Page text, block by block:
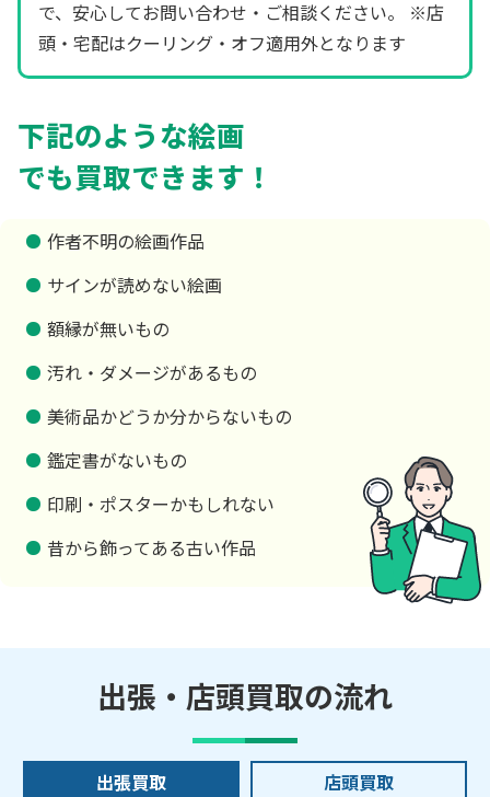
で、安心してお問い合わせ・ご相談ください。 ※店
頭・宅配はクーリング・オフ適用外となります
下記のような絵画
でも買取できます！
作者不明の絵画作品
サインが読めない絵画
額縁が無いもの
汚れ・ダメージがあるもの
美術品かどうか分からないもの
鑑定書がないもの
印刷・ポスターかもしれない
昔から飾ってある古い作品
出張・店頭買取の流れ
出張買取 店頭買取